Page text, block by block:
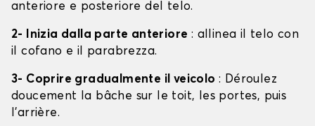
anteriore e posteriore del telo.
2- Inizia dalla parte anteriore : allinea il telo con
il cofano e il parabrezza.
3- Coprire gradualmente il veicolo : Déroulez
doucement la bâche sur le toit, les portes, puis
l'arrière.